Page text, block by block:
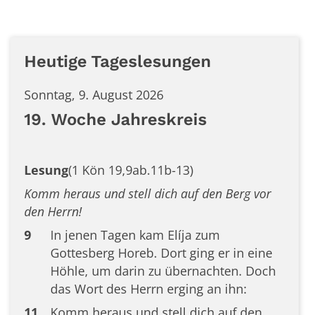
Heutige Tageslesungen
Sonntag, 9. August 2026
19. Woche Jahreskreis
Lesung(1 Kön 19,9ab.11b-13)
Komm heraus und stell dich auf den Berg vor
den Herrn!
9
In jenen Tagen kam Elíja zum
Gottesberg Horeb. Dort ging er in eine
Höhle, um darin zu übernachten. Doch
das Wort des Herrn erging an ihn: